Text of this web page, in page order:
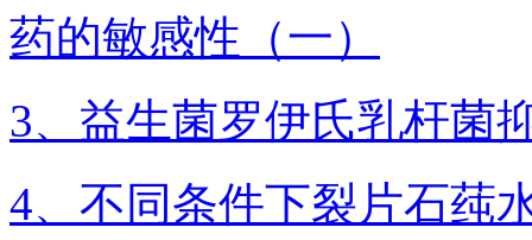
药的敏感性（一）
3、益生菌罗伊氏乳杆菌
4、不同条件下裂片石莼